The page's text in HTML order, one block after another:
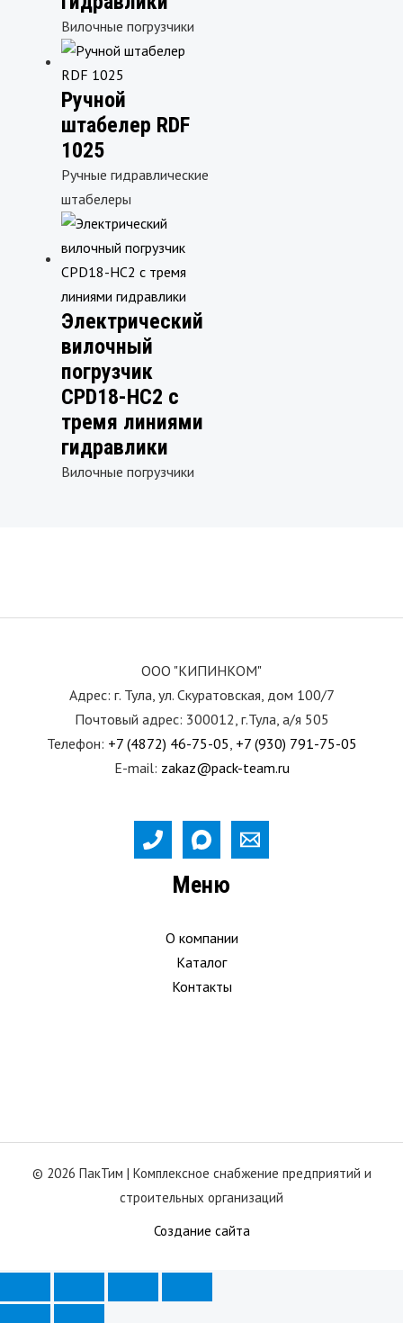
Вилочные погрузчики
Ручной
штабелер RDF
1025
Ручные гидравлические
штабелеры
Электрический
вилочный
погрузчик
CPD18-HC2 с
тремя линиями
гидравлики
Вилочные погрузчики
ООО "КИПИНКОМ"
Адрес: г. Тула, ул. Скуратовская, дом 100/7
Почтовый адрес: 300012, г.Тула, а/я 505
Телефон: +7 (4872) 46-75-05, +7 (930) 791-75-05
E-mail: zakaz@pack-team.ru
Меню
О компании
Каталог
Контакты
© 2026 ПакТим | Комплексное снабжение предприятий и
строительных организаций
Создание сайта